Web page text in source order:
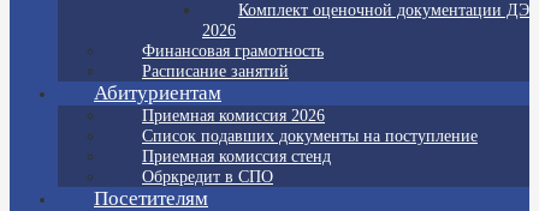
Комплект оценочной документации ДЭ
2026
Финансовая грамотность
Расписание занятий
Абитуриентам
Приемная комиссия 2026
Список подавших документы на поступление
Приемная комиссия стенд
Обркредит в СПО
Посетителям